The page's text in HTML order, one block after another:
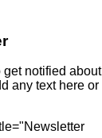
get notified about
any text here or